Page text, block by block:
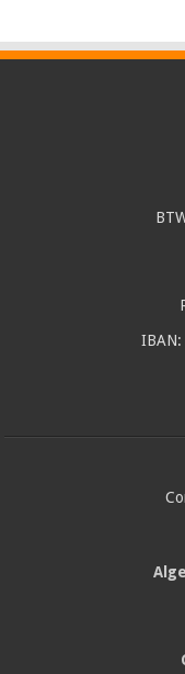
IBAN: